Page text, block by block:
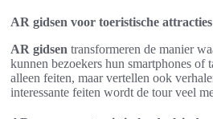
AR gidsen voor toeristische attracties
AR gidsen transformeren de manier
kunnen bezoekers hun smartphones of
alleen feiten, maar vertellen ook
interessante feiten wordt de tour veel